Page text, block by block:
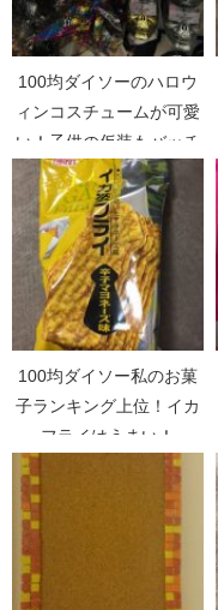
100均ダイソーのハロウ
ィンコスチュームが可愛
い！子供の仮装もバッチ
リ！
100均ダイソー私のお菓
子ランキング上位！イカ
フライはうまい！